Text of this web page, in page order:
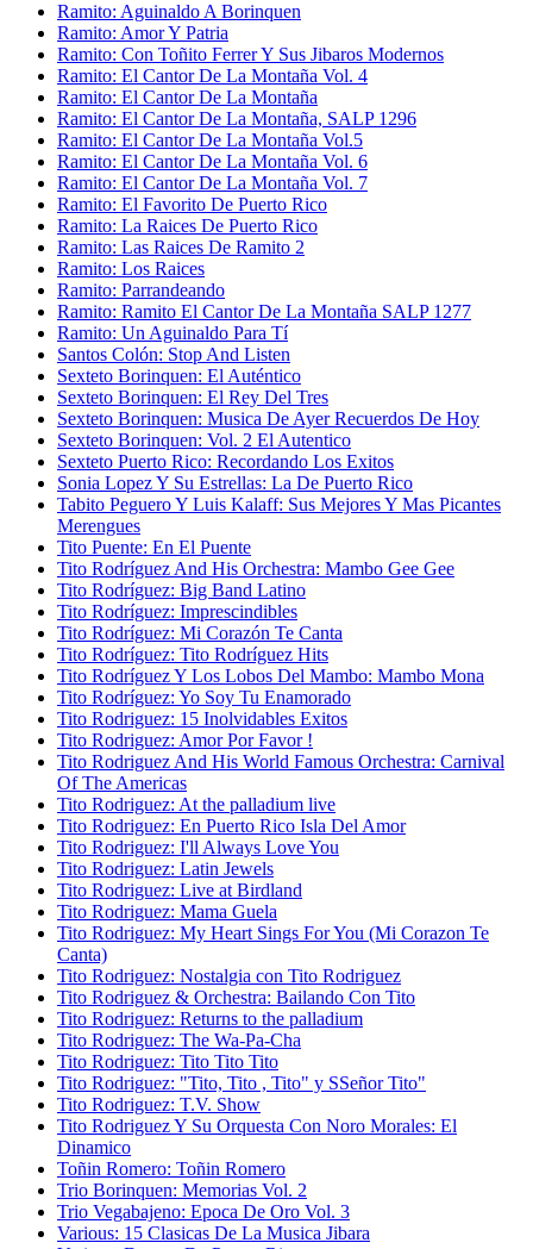
Ramito: Aguinaldo A Borinquen
Ramito: Amor Y Patria
Ramito: Con Toñito Ferrer Y Sus Jibaros Modernos
Ramito: El Cantor De La Montaña Vol. 4
Ramito: El Cantor De La Montaña
Ramito: El Cantor De La Montaña, SALP 1296
Ramito: El Cantor De La Montaña Vol.5
Ramito: El Cantor De La Montaña Vol. 6
Ramito: El Cantor De La Montaña Vol. 7
Ramito: El Favorito De Puerto Rico
Ramito: La Raices De Puerto Rico
Ramito: Las Raices De Ramito 2
Ramito: Los Raices
Ramito: Parrandeando
Ramito: Ramito El Cantor De La Montaña SALP 1277
Ramito: Un Aguinaldo Para Tí
Santos Colón: Stop And Listen
Sexteto Borinquen: El Auténtico
Sexteto Borinquen: El Rey Del Tres
Sexteto Borinquen: Musica De Ayer Recuerdos De Hoy
Sexteto Borinquen: Vol. 2 El Autentico
Sexteto Puerto Rico: Recordando Los Exitos
Sonia Lopez Y Su Estrellas: La De Puerto Rico
Tabito Peguero Y Luis Kalaff: Sus Mejores Y Mas Picantes
Merengues
Tito Puente: En El Puente
Tito Rodríguez And His Orchestra: Mambo Gee Gee
Tito Rodríguez: Big Band Latino
Tito Rodríguez: Imprescindibles
Tito Rodríguez: Mi Corazón Te Canta
Tito Rodríguez: Tito Rodríguez Hits
Tito Rodríguez Y Los Lobos Del Mambo: Mambo Mona
Tito Rodríguez: Yo Soy Tu Enamorado
Tito Rodriguez: 15 Inolvidables Exitos
Tito Rodriguez: Amor Por Favor !
Tito Rodriguez And His World Famous Orchestra: Carnival
Of The Americas
Tito Rodriguez: At the palladium live
Tito Rodriguez: En Puerto Rico Isla Del Amor
Tito Rodriguez: I'll Always Love You
Tito Rodriguez: Latin Jewels
Tito Rodriguez: Live at Birdland
Tito Rodriguez: Mama Guela
Tito Rodriguez: My Heart Sings For You (Mi Corazon Te
Canta)
Tito Rodriguez: Nostalgia con Tito Rodriguez
Tito Rodriguez & Orchestra: Bailando Con Tito
Tito Rodriguez: Returns to the palladium
Tito Rodriguez: The Wa-Pa-Cha
Tito Rodriguez: Tito Tito Tito
Tito Rodriguez: "Tito, Tito , Tito" y SSeñor Tito"
Tito Rodriguez: T.V. Show
Tito Rodriguez Y Su Orquesta Con Noro Morales: El
Dinamico
Toñin Romero: Toñin Romero
Trio Borinquen: Memorias Vol. 2
Trio Vegabajeno: Epoca De Oro Vol. 3
Various: 15 Clasicas De La Musica Jibara